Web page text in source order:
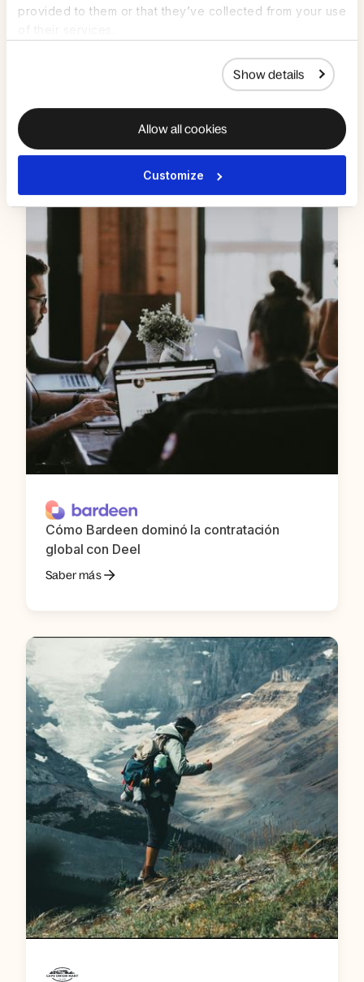
provided to them or that they’ve collected from your use
Show details
Allow all cookies
Customize
Cómo Intercare Group escala la nómina sin
Saber más
Cómo Bardeen dominó la contratación
global con Deel
Saber más